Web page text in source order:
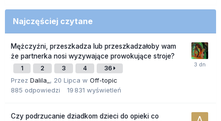
Najczęściej czytane
Mężczyźni, przeszkadza lub przeszkadzałoby wam
że partnerka nosi wyzywające prowokujące stroje?
1 2 3 4 36
Przez Dalila_ , 20 Lipca w Off-topic
885 odpowiedzi 19 831 wyświetleń
Czy podrzucanie dziadkom dzieci do opieki co